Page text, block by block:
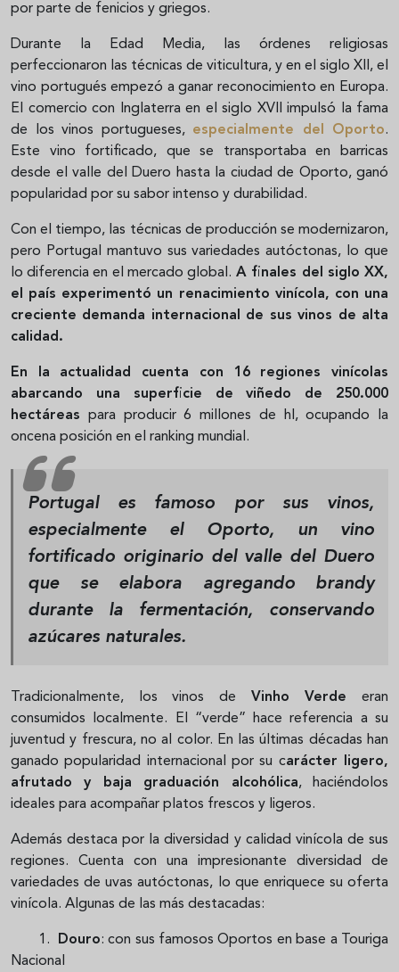
por parte de fenicios y griegos.
Durante la Edad Media, las órdenes religiosas
perfeccionaron las técnicas de viticultura, y en el siglo XII, el
vino portugués empezó a ganar reconocimiento en Europa.
El comercio con Inglaterra en el siglo XVII impulsó la fama
de los vinos portugueses, especialmente del Oporto.
Este vino fortificado, que se transportaba en barricas
desde el valle del Duero hasta la ciudad de Oporto, ganó
popularidad por su sabor intenso y durabilidad.
Con el tiempo, las técnicas de producción se modernizaron,
pero Portugal mantuvo sus variedades autóctonas, lo que
lo diferencia en el mercado global. A finales del siglo XX,
el país experimentó un renacimiento vinícola, con una
creciente demanda internacional de sus vinos de alta
calidad.
En la actualidad cuenta con 16 regiones vinícolas
abarcando una superficie de viñedo de 250.000
hectáreas para producir 6 millones de hl, ocupando la
oncena posición en el ranking mundial.
Portugal es famoso por sus vinos,
especialmente el Oporto, un vino
fortificado originario del valle del Duero
que se elabora agregando brandy
durante la fermentación, conservando
azúcares naturales.
Tradicionalmente, los vinos de Vinho Verde eran
consumidos localmente. El “verde” hace referencia a su
juventud y frescura, no al color. En las últimas décadas han
ganado popularidad internacional por su carácter ligero,
afrutado y baja graduación alcohólica, haciéndolos
ideales para acompañar platos frescos y ligeros.
Además destaca por la diversidad y calidad vinícola de sus
regiones. Cuenta con una impresionante diversidad de
variedades de uvas autóctonas, lo que enriquece su oferta
vinícola. Algunas de las más destacadas:
1. Douro: con sus famosos Oportos en base a Touriga
Nacional